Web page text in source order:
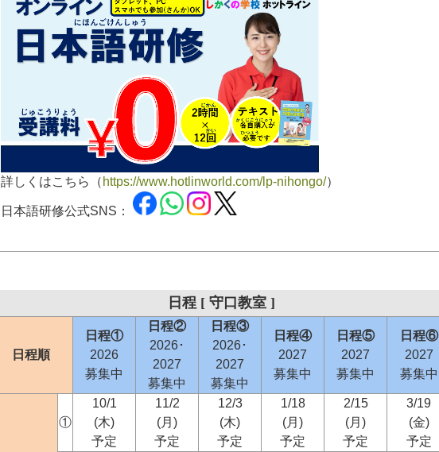
詳しくはこちら（ https://www.hotlinworld.com/lp-nihongo/）
日本語研修公式SNS：
日程 [ 守口教室 ]
日程順
日程①
2026
募集中
日程②
2026･
2027
募集中
日程③
2026･
2027
募集中
日程④
2027
募集中
日程⑤
2027
募集中
日程⑥
2027
募集中
①
10/1
(木)
予定
11/2
(月)
予定
12/3
(木)
予定
1/18
(月)
予定
2/15
(月)
予定
3/19
(金)
予定